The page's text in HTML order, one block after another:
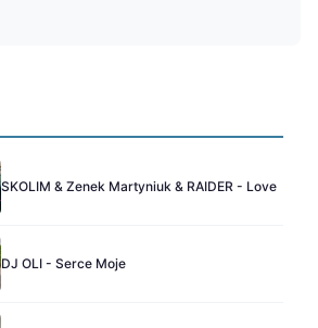
SKOLIM & Zenek Martyniuk & RAIDER - Love
DJ OLI - Serce Moje